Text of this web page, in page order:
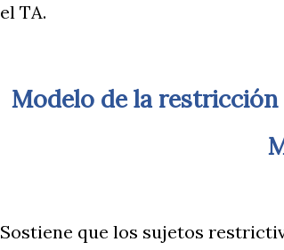
el TA.
Modelo de la restricción alimentaria en la dieta (Herman y
Sostiene que los sujetos